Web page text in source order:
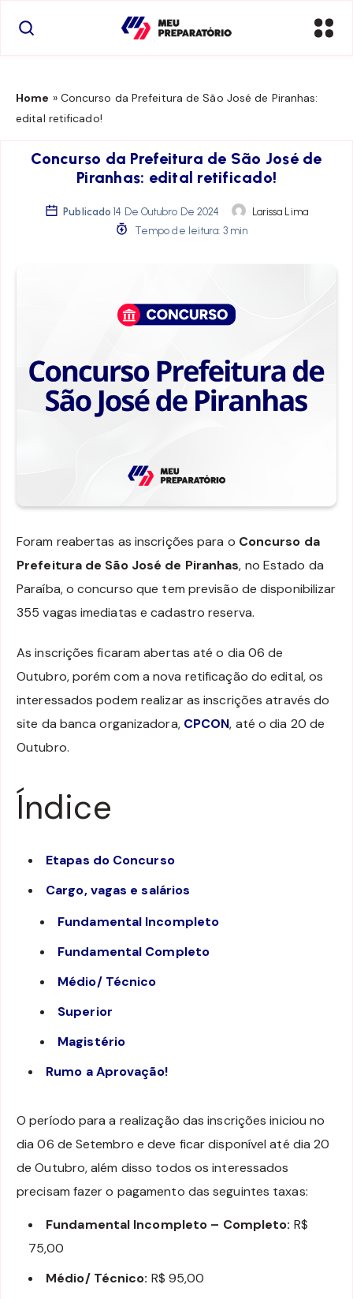
Home » Concurso da Prefeitura de São José de Piranhas:
edital retificado!
Concurso da Prefeitura de São José de
Piranhas: edital retificado!
Publicado 14 De Outubro De 2024
Larissa Lima
Tempo de leitura: 3 min
Foram reabertas as inscrições para o Concurso da
Prefeitura de São José de Piranhas, no Estado da
Paraíba, o concurso que tem previsão de disponibilizar
355 vagas imediatas e cadastro reserva.
As inscrições ficaram abertas até o dia 06 de
Outubro, porém com a nova retificação do edital, os
interessados podem realizar as inscrições através do
site da banca organizadora, CPCON, até o dia 20 de
Outubro.
Índice
Etapas do Concurso
Cargo, vagas e salários
Fundamental Incompleto
Fundamental Completo
Médio/ Técnico
Superior
Magistério
Rumo a Aprovação!
O período para a realização das inscrições iniciou no
dia 06 de Setembro e deve ficar disponível até dia 20
de Outubro, além disso todos os interessados
precisam fazer o pagamento das seguintes taxas:
Fundamental Incompleto – Completo: R$
75,00
Médio/ Técnico: R$ 95,00